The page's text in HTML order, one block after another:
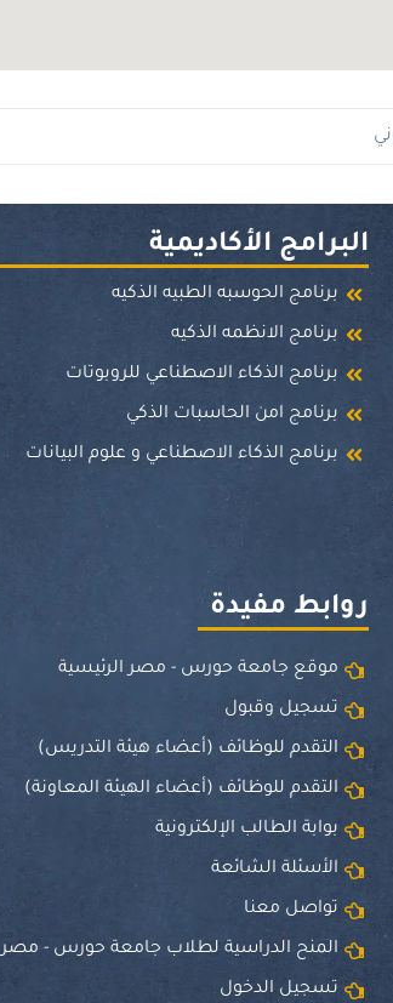
البرامج الأكاديمية
برنامج الحوسبه الطبيه الذكيه
برنامج الانظمه الذكيه
برنامج الذكاء الاصطناعي للروبوتات
برنامج امن الحاسبات الذكي
برنامج الذكاء الاصطناعي و علوم البيانات
روابط مفيدة
موقع جامعة حورس - مصر الرئيسية
تسجيل وقبول
التقدم للوظائف (أعضاء هيئة التدريس)
التقدم للوظائف (أعضاء الهيئة المعاونة)
بوابة الطالب الإلكترونية
الأسئلة الشائعة
تواصل معنا
المنح الدراسية لطلاب جامعة حورس - مصر
تسجيل الدخول